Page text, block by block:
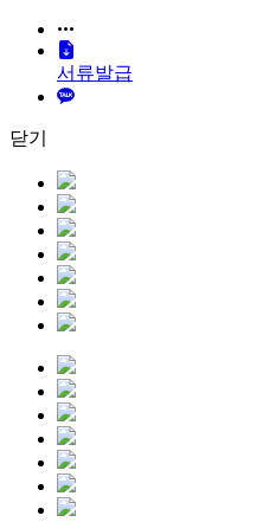
서류발급
닫기